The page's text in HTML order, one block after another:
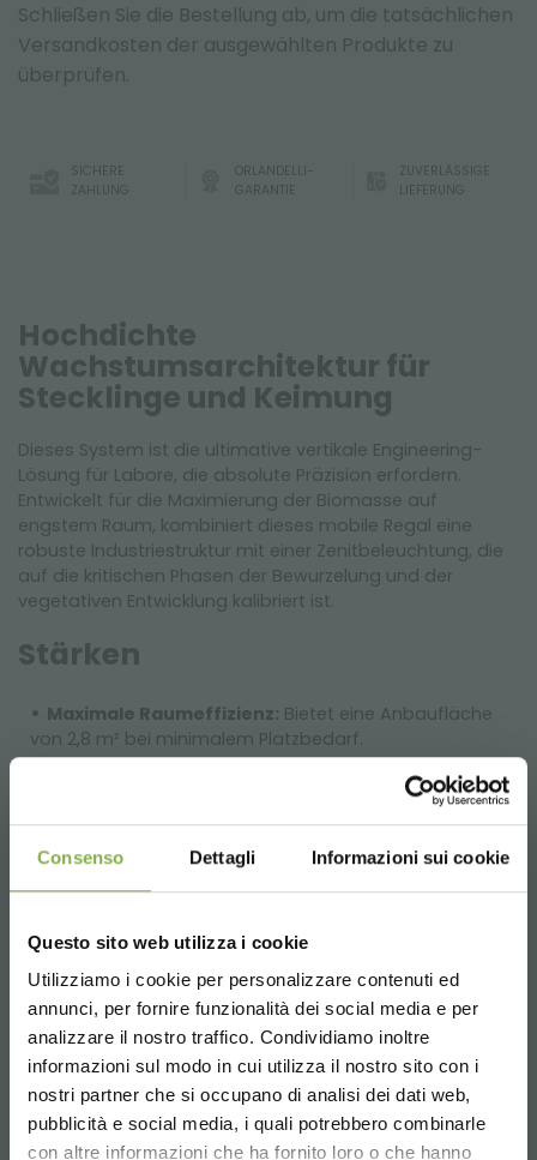
Consenso Dettagli Informazioni sui cookie
Questo sito web utilizza i cookie
Utilizziamo i cookie per personalizzare contenuti ed
annunci, per fornire funzionalità dei social media e per
analizzare il nostro traffico. Condividiamo inoltre
informazioni sul modo in cui utilizza il nostro sito con i
nostri partner che si occupano di analisi dei dati web,
pubblicità e social media, i quali potrebbero combinarle
con altre informazioni che ha fornito loro o che hanno
Schließen Sie die Bestellung ab, um die tatsächlichen
Versandkosten der ausgewählten Produkte zu
überprüfen.
SICHERE
ZAHLUNG
ORLANDELLI-
GARANTIE
ZUVERLÄSSIGE
LIEFERUNG
Hochdichte
Wachstumsarchitektur für
Stecklinge und Keimung
Dieses System ist die ultimative vertikale Engineering-
Lösung für Labore, die absolute Präzision erfordern.
Entwickelt für die Maximierung der Biomasse auf
engstem Raum, kombiniert dieses mobile Regal eine
robuste Industriestruktur mit einer Zenitbeleuchtung, die
auf die kritischen Phasen der Bewurzelung und der
vegetativen Entwicklung kalibriert ist.
Stärken
Maximale Raumeffizienz: Bietet eine Anbaufläche
von 2,8 m² bei minimalem Platzbedarf.
16 LED-Leisten mit
einem Spektrum von 6500°K, ideal zur Stimulierung der
Photosynthese in der frühen Wachstums- und
Stecklingsphase.
Plug & Grow Modularität:
mit wasserdichten Schnellanschlüssen und zertifizierter
Industrielle Mobilität:Verstärkte Räder für ein
dynamisches Layout-Management im Labor, auch
unter Volllast.
Konstruktionsdetails
Präzisionstechnik:Hochbeständiger, feuerverzinkter
Choose the country you are in and your
TAUCHE EIN IN UNSERE
WELT!
Ein kleines Geschenk für dich...
DATENBLATT
HERUNTERLADEN